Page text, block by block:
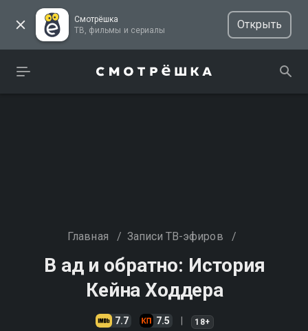
Смотрёшка
ТВ, фильмы и сериалы
Открыть
Главная / Записи ТВ-эфиров /
В ад и обратно: История
Кейна Ходдера
7.7 7.5 18+